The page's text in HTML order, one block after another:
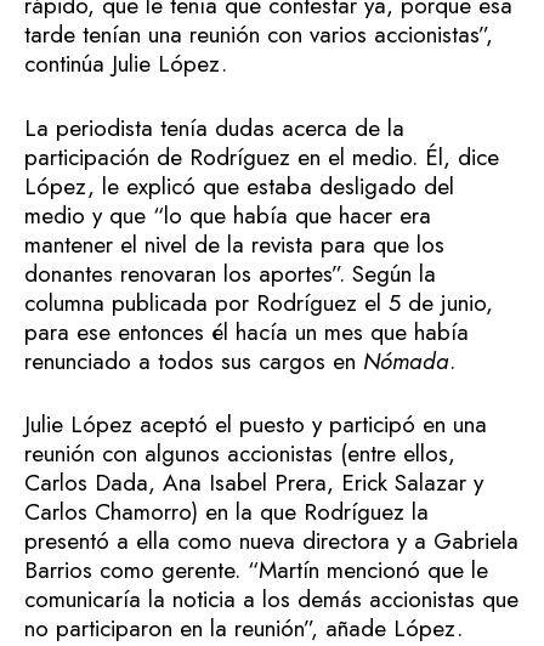
tarde tenían una reunión con varios accionistas”,
continúa Julie López.
La periodista tenía dudas acerca de la
participación de Rodríguez en el medio. Él, dice
López, le explicó que estaba desligado del
medio y que “lo que había que hacer era
mantener el nivel de la revista para que los
donantes renovaran los aportes”. Según la
columna publicada por Rodríguez el 5 de junio,
para ese entonces él hacía un mes que había
renunciado a todos sus cargos en Nómada.
Julie López aceptó el puesto y participó en una
reunión con algunos accionistas (entre ellos,
Carlos Dada, Ana Isabel Prera, Erick Salazar y
Carlos Chamorro) en la que Rodríguez la
presentó a ella como nueva directora y a Gabriela
Barrios como gerente. “Martín mencionó que le
comunicaría la noticia a los demás accionistas que
no participaron en la reunión”, añade López.